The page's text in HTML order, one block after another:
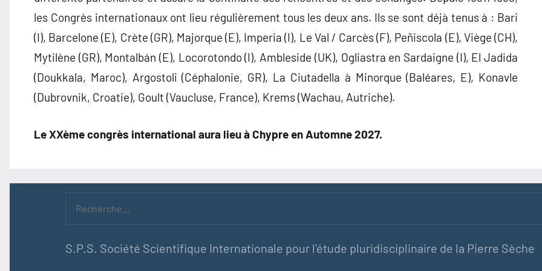
les Congrès internationaux ont lieu régulièrement tous les deux ans. Ils se sont déjà tenus à : Bari
(I), Barcelone (E), Crète (GR), Majorque (E), Imperia (I), Le Val / Carcès (F), Peñiscola (E), Viège (CH),
Mytilène (GR), Montalbán (E), Locorotondo (I), Ambleside (UK), Ogliastra en Sardaigne (I), El Jadida
(Doukkala, Maroc), Argostoli (Céphalonie, GR), La Ciutadella à Minorque (Baléares, E), Konavle
(Dubrovnik, Croatie), Goult (Vaucluse, France), Krems (Wachau, Autriche).
Le XXème congrès international aura lieu à Chypre en Automne 2027.
S.P.S. Société Scientifique Internationale pour l’étude pluridisciplinaire de la Pierre Sèche